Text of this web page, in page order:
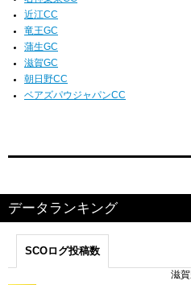
近江CC
竜王GC
蒲生GC
滋賀GC
朝日野CC
ベアズパウジャパンCC
データランキング
SCOログ投稿数
滋